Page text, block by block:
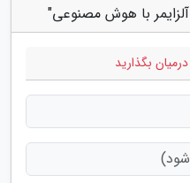
با هوش مصنوعی"
بگذارید